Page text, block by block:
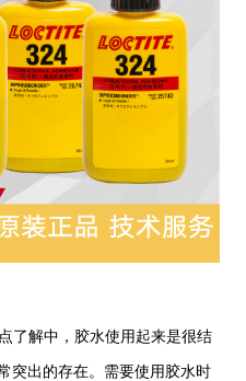
了解中，胶水使用起来是很结
突出的存在。需要使用胶水时